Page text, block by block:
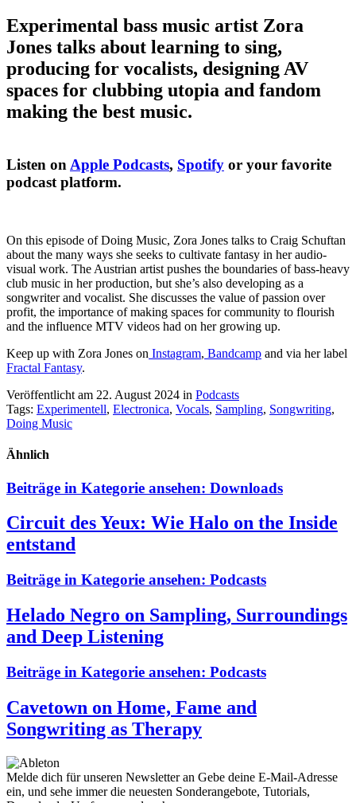
Experimental bass music artist Zora
Jones talks about learning to sing,
producing for vocalists, designing AV
spaces for clubbing utopia and fandom
making the best music.
Listen onApple Podcasts, Spotify or your favorite
podcast platform.
On this episode of Doing Music, Zora Jones talks to Craig Schuftan
about the many ways she seeks to cultivate fantasy in her audio-
visual work. The Austrian artist pushes the boundaries of bass-heavy
club music in her production, but she’s also developing as a
songwriter and vocalist. She discusses the value of passion over
profit, the importance of making spaces for community to flourish
and the influence MTV videos had on her growing up.
Keep up with Zora Jones on Instagram, Bandcamp and via her label
Fractal Fantasy.
Veröffentlicht am 22. August 2024 in Podcasts
Tags: Experimentell, Electronica, Vocals, Sampling, Songwriting,
Doing Music
Ähnlich
Beiträge in Kategorie ansehen: Downloads
Circuit des Yeux: Wie Halo on the Inside
entstand
Beiträge in Kategorie ansehen: Podcasts
Helado Negro on Sampling, Surroundings
and Deep Listening
Beiträge in Kategorie ansehen: Podcasts
Cavetown on Home, Fame and
Songwriting as Therapy
Melde dich für unseren Newsletter an Gebe deine E-Mail-Adresse
ein, und sehe immer die neuesten Sonderangebote, Tutorials,